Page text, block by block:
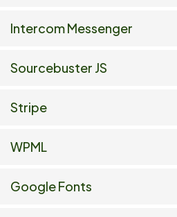
Intercom Messenger
Sourcebuster JS
Stripe
WPML
Google Fonts